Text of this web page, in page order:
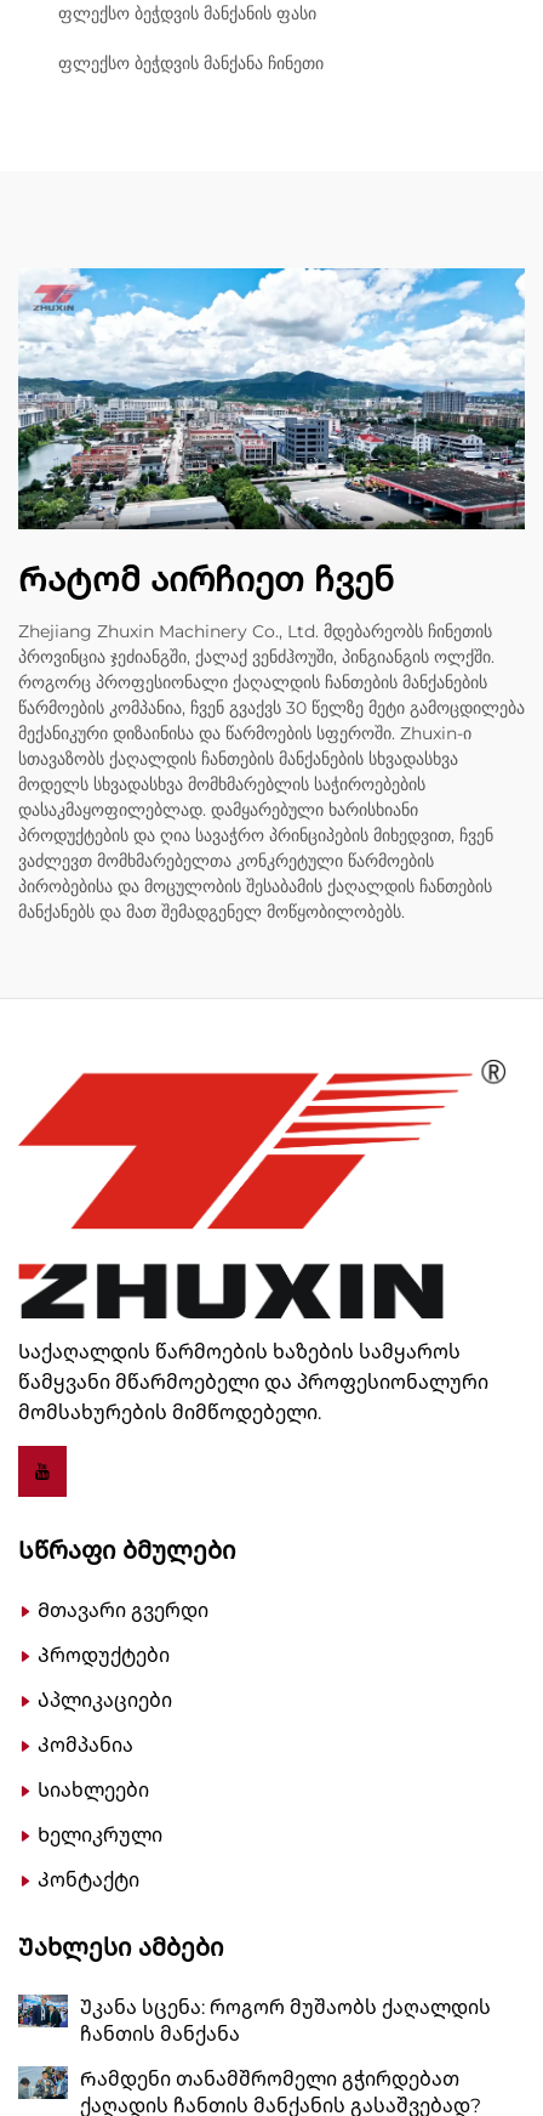
ფლექსო ბეჭდვის მანქანის ფასი
ფლექსო ბეჭდვის მანქანა ჩინეთი
Რატომ აირჩიეთ ჩვენ
Zhejiang Zhuxin Machinery Co., Ltd. მდებარეობს ჩინეთის
პროვინცია ჯეძიანგში, ქალაქ ვენძჰოუში, პინგიანგის ოლქში.
როგორც პროფესიონალი ქაღალდის ჩანთების მანქანების
წარმოების კომპანია, ჩვენ გვაქვს 30 წელზე მეტი გამოცდილება
მექანიკური დიზაინისა და წარმოების სფეროში. Zhuxin-ი
სთავაზობს ქაღალდის ჩანთების მანქანების სხვადასხვა
მოდელს სხვადასხვა მომხმარებლის საჭიროებების
დასაკმაყოფილებლად. დამყარებული ხარისხიანი
პროდუქტების და ღია სავაჭრო პრინციპების მიხედვით, ჩვენ
ვაძლევთ მომხმარებელთა კონკრეტული წარმოების
პირობებისა და მოცულობის შესაბამის ქაღალდის ჩანთების
მანქანებს და მათ შემადგენელ მოწყობილობებს.
Საქაღალდის წარმოების ხაზების სამყაროს
წამყვანი მწარმოებელი და პროფესიონალური
მომსახურების მიმწოდებელი.
Სწრაფი Ბმულები
Მთავარი გვერდი
Პროდუქტები
Აპლიკაციები
Კომპანია
Სიახლეები
Ხელიკრული
Კონტაქტი
Უახლესი Ამბები
Უკანა სცენა: როგორ მუშაობს ქაღალდის
ჩანთის მანქანა
Რამდენი თანამშრომელი გჭირდებათ
ქაღადის ჩანთის მანქანის გასაშვებად?